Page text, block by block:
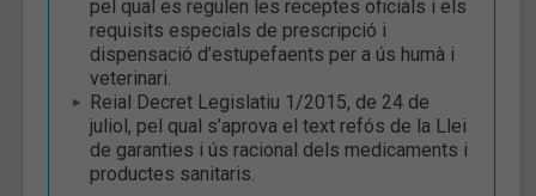
pel qual es regulen les receptes oficials i els
requisits especials de prescripció i
dispensació d’estupefaents per a ús humà i
veterinari.
Reial Decret Legislatiu 1/2015, de 24 de
juliol, pel qual s’aprova el text refós de la Llei
de garanties i ús racional dels medicaments i
productes sanitaris.